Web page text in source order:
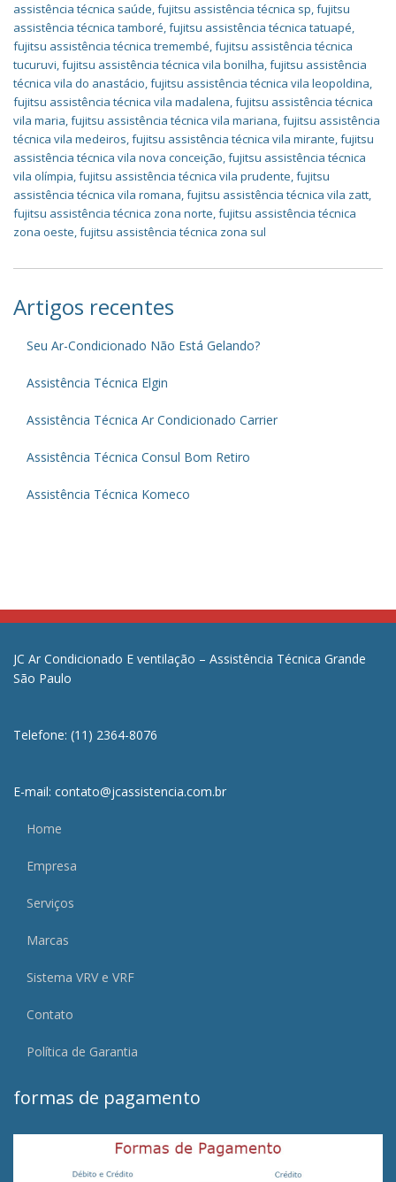
assistência técnica saúde,fujitsu assistência técnica sp,fujitsu
assistência técnica tamboré,fujitsu assistência técnica tatuapé,
fujitsu assistência técnica tremembé,fujitsu assistência técnica
tucuruvi,fujitsu assistência técnica vila bonilha,fujitsu assistência
técnica vila do anastácio,fujitsu assistência técnica vila leopoldina,
fujitsu assistência técnica vila madalena,fujitsu assistência técnica
vila maria,fujitsu assistência técnica vila mariana,fujitsu assistência
técnica vila medeiros,fujitsu assistência técnica vila mirante,fujitsu
assistência técnica vila nova conceição,fujitsu assistência técnica
vila olímpia,fujitsu assistência técnica vila prudente,fujitsu
assistência técnica vila romana,fujitsu assistência técnica vila zatt,
fujitsu assistência técnica zona norte,fujitsu assistência técnica
zona oeste,fujitsu assistência técnica zona sul
Artigos recentes
Seu Ar-Condicionado Não Está Gelando?
Assistência Técnica Elgin
Assistência Técnica Ar Condicionado Carrier
Assistência Técnica Consul Bom Retiro
Assistência Técnica Komeco
JC Ar Condicionado E ventilação – Assistência Técnica Grande
São Paulo
Telefone: (11) 2364-8076
E-mail: contato@jcassistencia.com.br
Home
Empresa
Serviços
Marcas
Sistema VRV e VRF
Contato
Política de Garantia
formas de pagamento